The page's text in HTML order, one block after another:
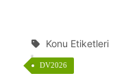
Konu Etiketleri
DV2026